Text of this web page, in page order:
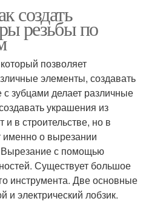
создать
резьбы по
позволяет
элементы, создавать
зубцами делает различные
украшения из
в строительстве, но в
именно о вырезании
Вырезание с помощью
Существует большое
инструмента. Две основные
и электрический лобзик.